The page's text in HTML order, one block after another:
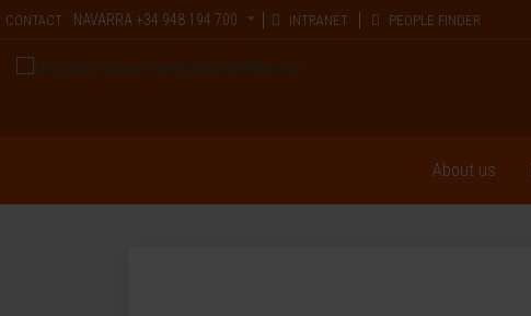
CONTACT NAVARRA +34 948 194 700 INTRANET PEOPLE FINDER
About us